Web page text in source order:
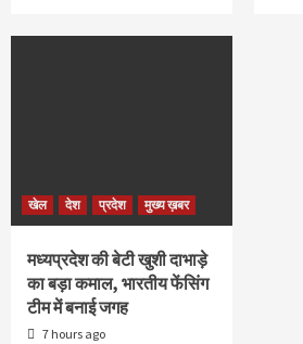
खेल देश प्रदेश मुख्य ख़बर
मध्यप्रदेश की बेटी खुशी दाभाड़े
का बड़ा कमाल, भारतीय फेंसिंग
टीम में बनाई जगह
7 hours ago